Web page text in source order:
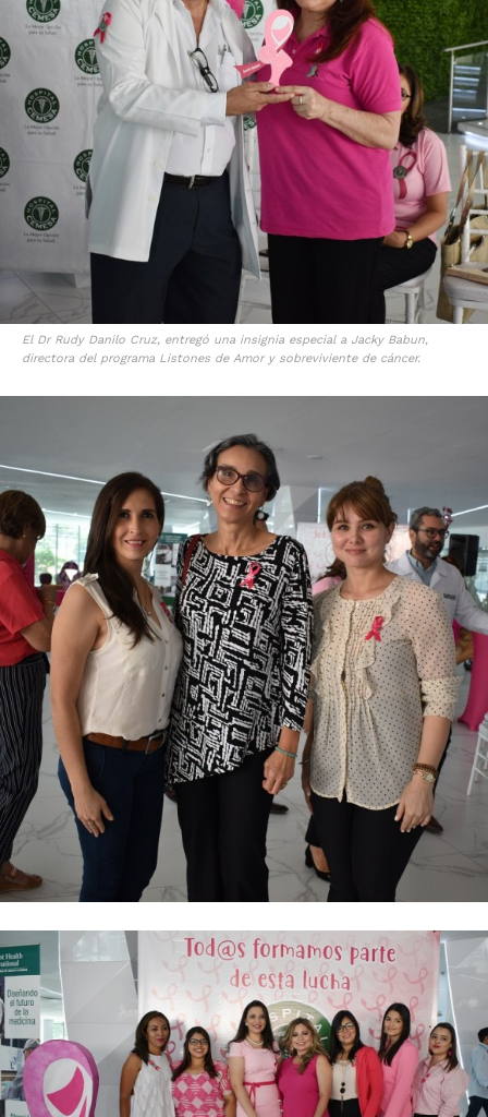
El Dr Rudy Danilo Cruz, entregó una insignia especial a Jacky Babun,
directora del programa Listones de Amor y sobreviviente de cáncer.